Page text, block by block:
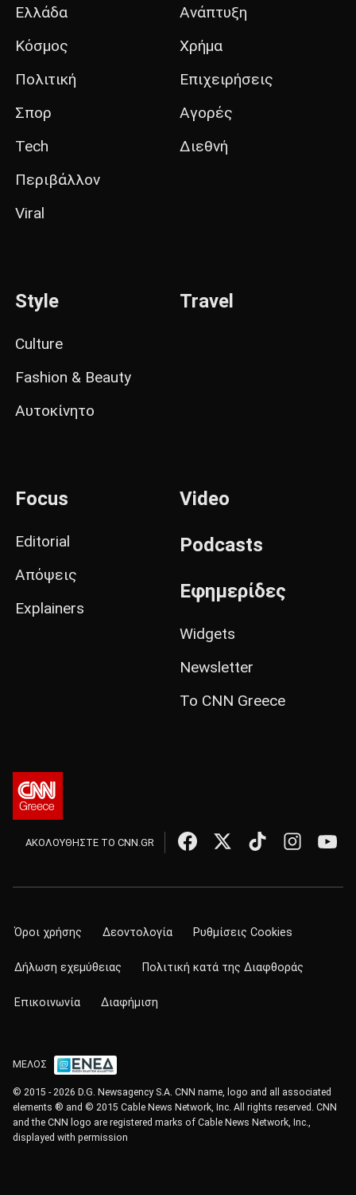
Ελλάδα
Κόσμος
Πολιτική
Σπορ
Tech
Περιβάλλον
Viral
Ανάπτυξη
Χρήμα
Επιχειρήσεις
Αγορές
Διεθνή
Style
Culture
Fashion & Beauty
Αυτοκίνητο
Travel
Focus
Editorial
Απόψεις
Explainers
Video
Podcasts
Εφημερίδες
Widgets
Newsletter
Το CNN Greece
ΑΚΟΛΟΥΘΗΣΤΕ ΤΟ CNN.GR
Όροι χρήσης Δεοντολογία Ρυθμίσεις Cookies
Δήλωση εχεμύθειας Πολιτική κατά της Διαφθοράς
Επικοινωνία Διαφήμιση
ΜΕΛΟΣ
© 2015 - 2026 D.G. Newsagency S.A. CNN name, logo and all associated
elements ® and © 2015 Cable News Network, Inc. All rights reserved. CNN
and the CNN logo are registered marks of Cable News Network, Inc.,
displayed with permission